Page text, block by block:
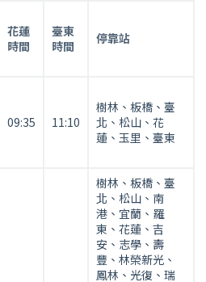
花蓮
時間
臺東
時間
停靠站
09:35 11:10
樹林、板橋、臺
北、松山、花
蓮、玉里、臺東
樹林、板橋、臺
北、松山、南
港、宜蘭、羅
東、花蓮、吉
安、志學、壽
豐、林榮新光、
鳳林、光復、瑞